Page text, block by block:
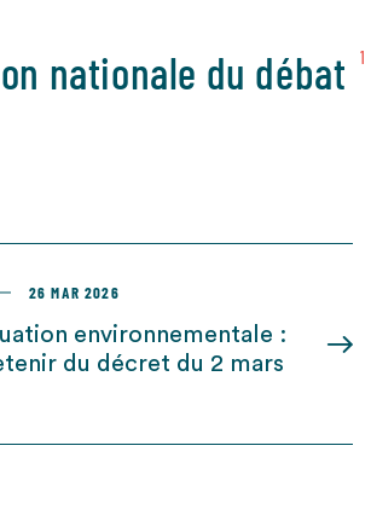
nationale du débat
1
26 MAR 2026
environnementale :
du décret du 2 mars